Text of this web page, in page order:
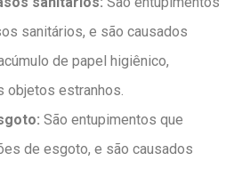
sanitários, e são causados
de papel higiênico,
objetos estranhos.
São entupimentos que
de esgoto, e são causados